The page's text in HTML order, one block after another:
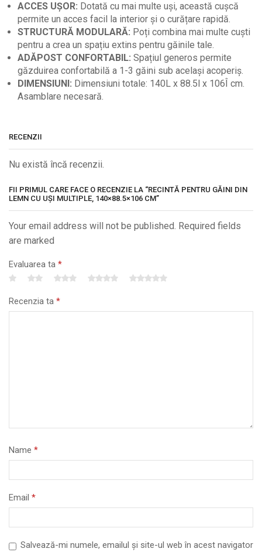
ACCES UȘOR: Dotată cu mai multe uși, această cușcă
permite un acces facil la interior și o curățare rapidă.
STRUCTURĂ MODULARĂ: Poți combina mai multe cuști
pentru a crea un spațiu extins pentru găinile tale.
ADĂPOST CONFORTABIL: Spațiul generos permite
găzduirea confortabilă a 1-3 găini sub același acoperiș.
DIMENSIUNI: Dimensiuni totale: 140L x 88.5l x 106Î cm.
Asamblare necesară.
RECENZII
Nu există încă recenzii.
FII PRIMUL CARE FACE O RECENZIE LA “RECINTĂ PENTRU GĂINI DIN
LEMN CU UȘI MULTIPLE, 140×88.5×106 CM”
Your email address will not be published. Required fields
are marked
Evaluarea ta *
Recenzia ta *
Name *
Email *
Salvează-mi numele, emailul și site-ul web în acest navigator